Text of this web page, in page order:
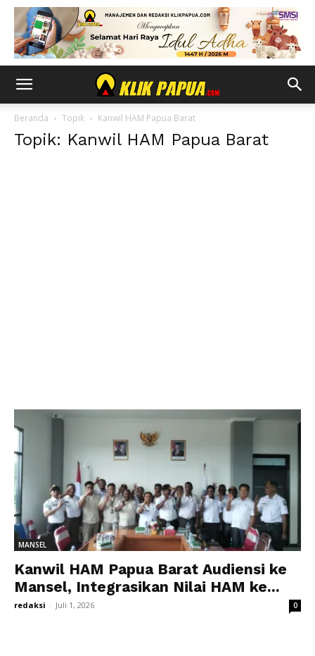
Beranda Topik Kanwil HAM Papua Barat
Topik: Kanwil HAM Papua Barat
MANSEL
Kanwil HAM Papua Barat Audiensi ke
Mansel, Integrasikan Nilai HAM ke...
redaksi - Juli 1, 2026 0